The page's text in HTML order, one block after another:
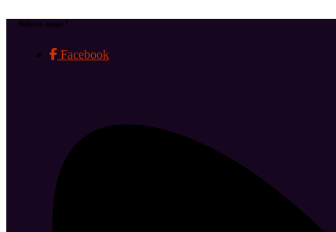
Suivez-nous !
Facebook